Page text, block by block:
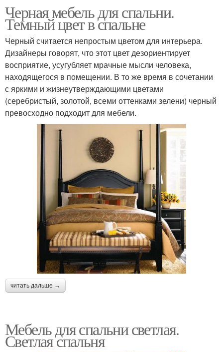
Черная мебель для спальни.
Темный цвет в спальне
Черный считается непростым цветом для интерьера.
Дизайнеры говорят, что этот цвет дезориентирует
восприятие, усугубляет мрачные мысли человека,
находящегося в помещении. В то же время в сочетании
с яркими и жизнеутверждающими цветами
(серебристый, золотой, всеми оттенками зелени) черный
превосходно подходит для мебели.
читать дальше →
Мебель для спальни светлая.
Светлая спальня